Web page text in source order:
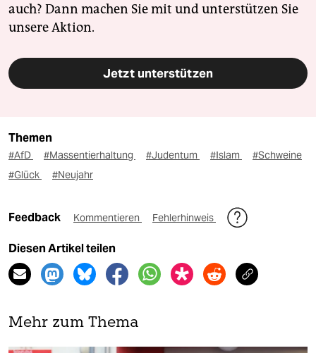
auch? Dann machen Sie mit und unterstützen Sie
unsere Aktion.
Jetzt unterstützen
Themen
#AfD #Massentierhaltung #Judentum #Islam
#Schweine
#Glück
#Neujahr
Feedback Kommentieren Fehlerhinweis
Diesen Artikel teilen
Mehr zum Thema